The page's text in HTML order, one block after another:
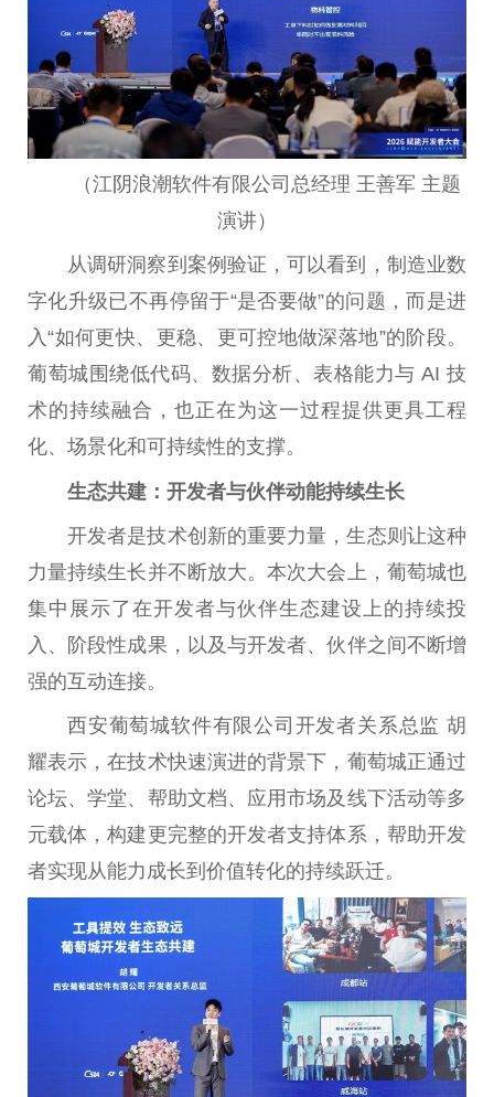
（江阴浪潮软件有限公司总经理 王善军 主题
演讲）
从调研洞察到案例验证，可以看到，制造业数
字化升级已不再停留于“是否要做”的问题，而是进
入“如何更快、更稳、更可控地做深落地”的阶段。
葡萄城围绕低代码、数据分析、表格能力与 AI 技
术的持续融合，也正在为这一过程提供更具工程
化、场景化和可持续性的支撑。
生态共建：开发者与伙伴动能持续生长
开发者是技术创新的重要力量，生态则让这种
力量持续生长并不断放大。本次大会上，葡萄城也
集中展示了在开发者与伙伴生态建设上的持续投
入、阶段性成果，以及与开发者、伙伴之间不断增
强的互动连接。
西安葡萄城软件有限公司开发者关系总监 胡
耀表示，在技术快速演进的背景下，葡萄城正通过
论坛、学堂、帮助文档、应用市场及线下活动等多
元载体，构建更完整的开发者支持体系，帮助开发
者实现从能力成长到价值转化的持续跃迁。